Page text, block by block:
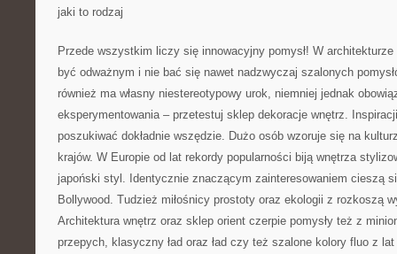
jaki to rodzaj
Przede wszystkim liczy się innowacyjny pomysł! W
być odważnym i nie bać się nawet nadzwyczaj szalonych
również ma własny niestereotypowy urok, niemniej jednak
eksperymentowania – przetestuj sklep dekoracje wnętrz.
poszukiwać dokładnie wszędzie. Dużo osób wzoruje się na
krajów. W Europie od lat rekordy popularności biją wnętrza
japoński styl. Identycznie znaczącym zainteresowaniem cieszą
Bollywood. Tudzież miłośnicy prostoty oraz ekologii z rozkoszą
Architektura wnętrz oraz sklep orient czerpie pomysły też z
przepych, klasyczny ład oraz ład czy też szalone kolory fluo z